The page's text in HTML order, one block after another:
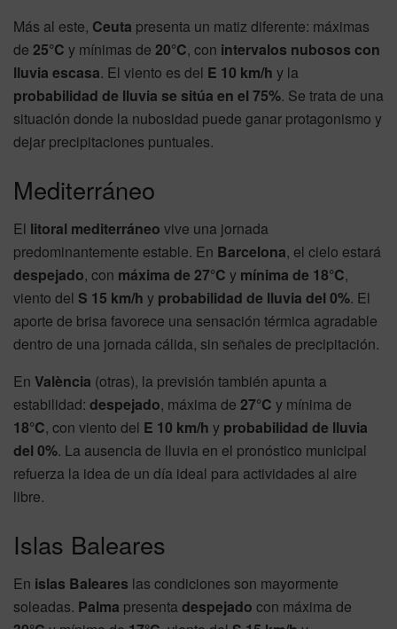
Más al este, Ceuta presenta un matiz diferente: máximas
de 25°C y mínimas de 20°C, con intervalos nubosos con
lluvia escasa. El viento es del E 10 km/h y la
probabilidad de lluvia se sitúa en el 75%. Se trata de una
situación donde la nubosidad puede ganar protagonismo y
dejar precipitaciones puntuales.
Mediterráneo
El litoral mediterráneo vive una jornada
predominantemente estable. En Barcelona, el cielo estará
despejado, con máxima de 27°C y mínima de 18°C,
viento del S 15 km/h y probabilidad de lluvia del 0%. El
aporte de brisa favorece una sensación térmica agradable
dentro de una jornada cálida, sin señales de precipitación.
En València (otras), la previsión también apunta a
estabilidad: despejado, máxima de 27°C y mínima de
18°C, con viento del E 10 km/h y probabilidad de lluvia
del 0%. La ausencia de lluvia en el pronóstico municipal
refuerza la idea de un día ideal para actividades al aire
libre.
Islas Baleares
En islas Baleares las condiciones son mayormente
soleadas. Palma presentadespejado con máxima de